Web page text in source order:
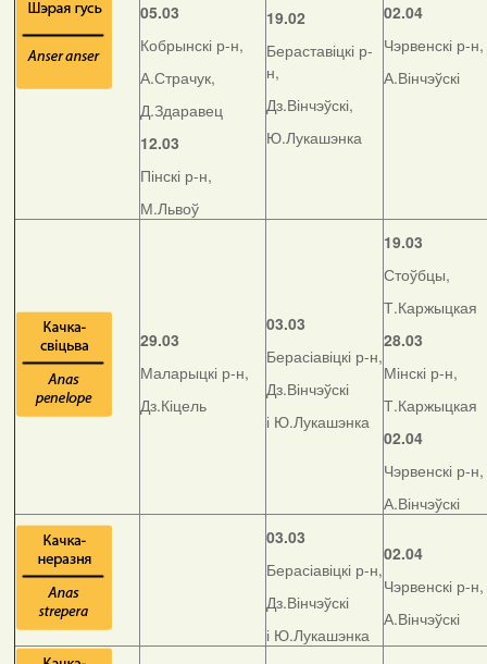
05.03
Кобрынскі р-н,
А.Страчук,
Д.Здаравец
12.03
Пінскі р-н,
М.Львоў
19.02
Бераставіцкі р-
н,
Дз.Вінчэўскі,
Ю.Лукашэнка
02.04
Чэрвенскі р-н,
А.Вінчэўскі
29.03
Маларыцкі р-н,
Дз.Кіцель
03.03
Берасіавіцкі р-н,
Дз.Вінчэўскі
і Ю.Лукашэнка
19.03
Стоўбцы,
Т.Каржыцкая
28.03
Мінскі р-н,
Т.Каржыцкая
02.04
Чэрвенскі р-н,
А.Вінчэўскі
03.03
Берасіавіцкі р-н,
Дз.Вінчэўскі
і Ю.Лукашэнка
02.04
Чэрвенскі р-н,
А.Вінчэўскі